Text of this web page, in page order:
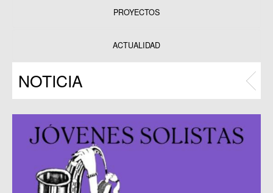
PROYECTOS
Programas
ACTUALIDAD
NOTICIA